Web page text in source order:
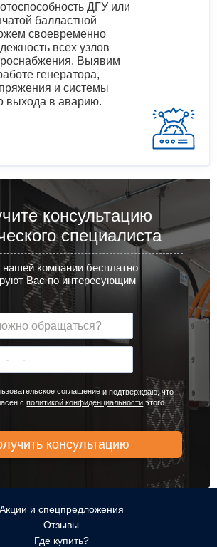
ДГУ или
балластной
своевременно
всех узлов
Выявим
генератора,
и системы
выхода в аварию.
консультацию
специалиста
компании бесплатно
Вас по интересующим
соглашение и подтверждаю, что
сполитикой конфиденциальности этого
Акции и спецпредложения
Отзывы
Где купить?